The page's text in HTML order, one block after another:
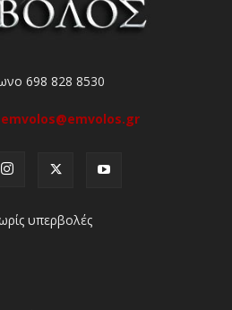
698 828 8530
emvolos@emvolos.gr
υπερβολές